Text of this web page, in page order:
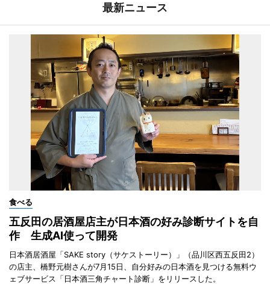
最新ニュース
食べる
五反田の居酒屋店主が日本酒の好み診断サイトを自
作 生成AI使って開発
日本酒居酒屋「SAKE story（サケストーリー）」（品川区西五反田2）
の店主、橋野元樹さんが7月15日、自分好みの日本酒を見つける無料ウ
ェブサービス「日本酒三角チャート診断」をリリースした。